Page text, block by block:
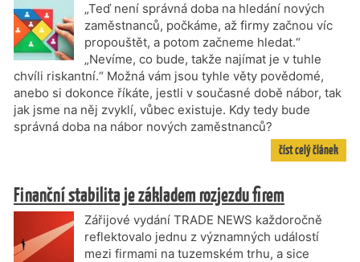
„Teď není správná doba na hledání nových
zaměstnanců, počkáme, až firmy začnou víc
propouštět, a potom začneme hledat.“
„Nevíme, co bude, takže najímat je v tuhle
chvíli riskantní.“ Možná vám jsou tyhle věty povědomé,
anebo si dokonce říkáte, jestli v současné době nábor, tak
jak jsme na něj zvyklí, vůbec existuje. Kdy tedy bude
správná doba na nábor nových zaměstnanců?
číst celý článek
Finanční stabilita je základem rozjezdu firem
Zářijové vydání TRADE NEWS každoročně
reflektovalo jednu z významných událostí
mezi firmami na tuzemském trhu, a sice